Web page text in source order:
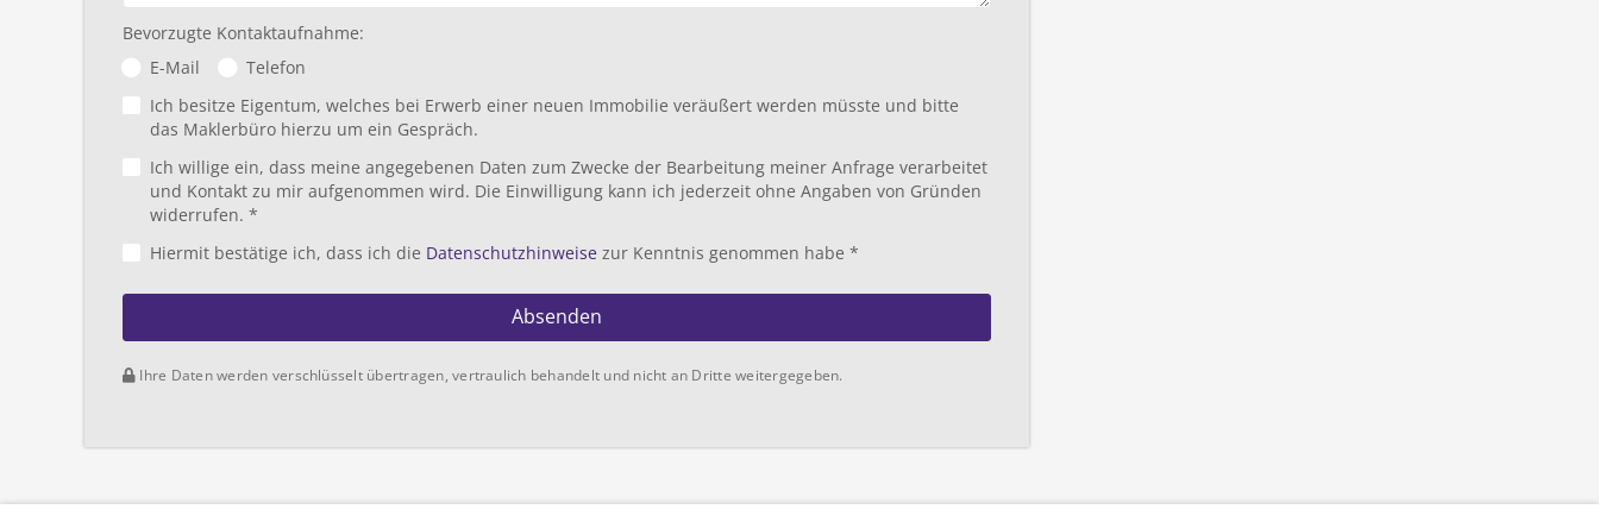
Bevorzugte Kontaktaufnahme:
E-Mail
Telefon
Ich besitze Eigentum, welches bei Erwerb einer neuen Immobilie veräußert werden müsste und bitte
das Maklerbüro hierzu um ein Gespräch.
Ich willige ein, dass meine angegebenen Daten zum Zwecke der Bearbeitung meiner Anfrage verarbeitet
und Kontakt zu mir aufgenommen wird. Die Einwilligung kann ich jederzeit ohne Angaben von Gründen
widerrufen. *
Hiermit bestätige ich, dass ich die Datenschutzhinweise zur Kenntnis genommen habe *
Absenden
Ihre Daten werden verschlüsselt übertragen, vertraulich behandelt und nicht an Dritte weitergegeben.